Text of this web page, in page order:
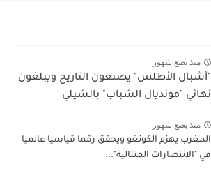
منذ بضع شهور
"أشبال الأطلس" يصنعون التاريخ ويبلغون
نهائي "مونديال الشباب" بالشيلي
منذ بضع شهور
المغرب يهزم الكونغو ويحقق رقما قياسيا عالميا
في "الانتصارات المتتالية"...